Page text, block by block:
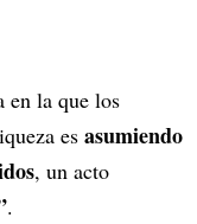
en la que los
es asumiendo
, un acto
.